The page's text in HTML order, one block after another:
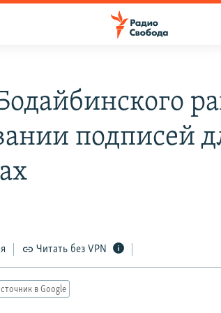
подписей
Читать без VPN
в Google